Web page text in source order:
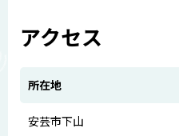
アクセス
所在地
安芸市下山